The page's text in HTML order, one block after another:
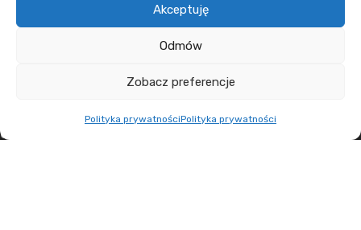
Akceptuję
Odmów
Zobacz preferencje
Polityka prywatnościPolityka prywatności
Oferta